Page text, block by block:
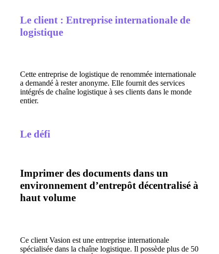
Le client : Entreprise internationale de
logistique
Cette entreprise de logistique de renommée internationale
a demandé à rester anonyme. Elle fournit des services
intégrés de chaîne logistique à ses clients dans le monde
entier.
Le défi
Imprimer des documents dans un
environnement d’entrepôt décentralisé à
haut volume
Ce client Vasion est une entreprise internationale
spécialisée dans la chaîne logistique. Il possède plus de 50